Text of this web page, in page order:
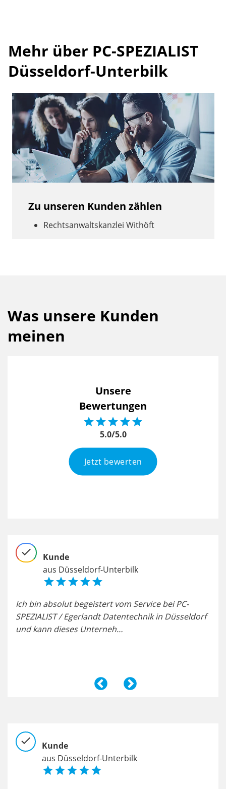
Mehr über PC-SPEZIALIST
Düsseldorf-Unterbilk
Zu unseren Kunden zählen
Rechtsanwaltskanzlei Withöft
Was unsere Kunden
meinen
Unsere
Bewertungen

5.0/5.0
Jetzt bewerten
check
Kunde
aus Düsseldorf-Unterbilk

Ich bin absolut begeistert vom Service bei PC-
SPEZIALIST / Egerlandt Datentechnik in Düsseldorf
und kann dieses Unterneh…
check
Kunde
aus Düsseldorf-Unterbilk
